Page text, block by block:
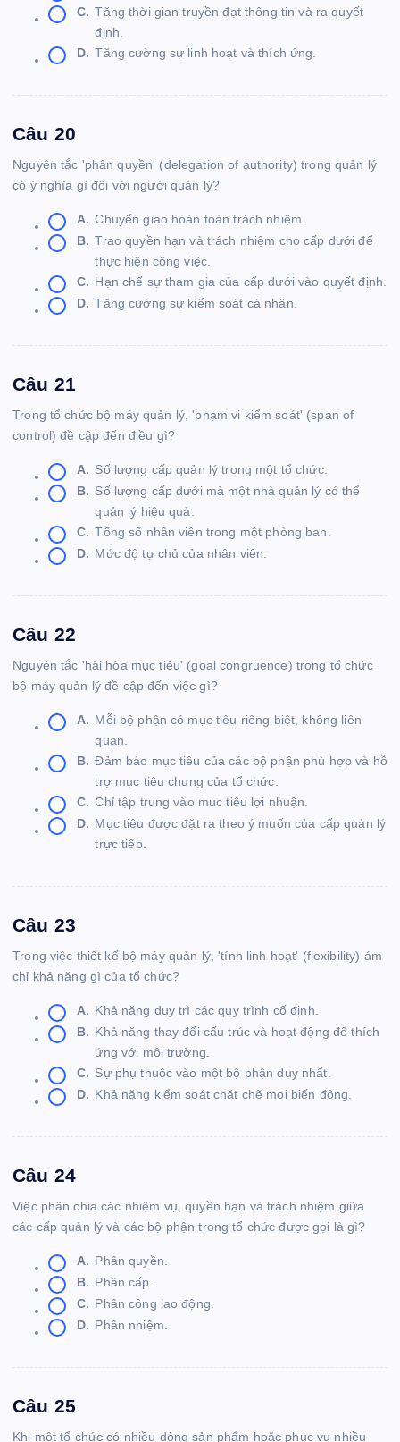
C. Tăng thời gian truyền đạt thông tin và ra quyết
định.
D. Tăng cường sự linh hoạt và thích ứng.
Câu 20
Nguyên tắc 'phân quyền' (delegation of authority) trong quản lý
có ý nghĩa gì đối với người quản lý?
A. Chuyển giao hoàn toàn trách nhiệm.
B. Trao quyền hạn và trách nhiệm cho cấp dưới để
thực hiện công việc.
C. Hạn chế sự tham gia của cấp dưới vào quyết định.
D. Tăng cường sự kiểm soát cá nhân.
Câu 21
Trong tổ chức bộ máy quản lý, 'phạm vi kiểm soát' (span of
control) đề cập đến điều gì?
A. Số lượng cấp quản lý trong một tổ chức.
B. Số lượng cấp dưới mà một nhà quản lý có thể
quản lý hiệu quả.
C. Tổng số nhân viên trong một phòng ban.
D. Mức độ tự chủ của nhân viên.
Câu 22
Nguyên tắc 'hài hòa mục tiêu' (goal congruence) trong tổ chức
bộ máy quản lý đề cập đến việc gì?
A. Mỗi bộ phận có mục tiêu riêng biệt, không liên
quan.
B. Đảm bảo mục tiêu của các bộ phận phù hợp và hỗ
trợ mục tiêu chung của tổ chức.
C. Chỉ tập trung vào mục tiêu lợi nhuận.
D. Mục tiêu được đặt ra theo ý muốn của cấp quản lý
trực tiếp.
Câu 23
Trong việc thiết kế bộ máy quản lý, 'tính linh hoạt' (flexibility) ám
chỉ khả năng gì của tổ chức?
A. Khả năng duy trì các quy trình cố định.
B. Khả năng thay đổi cấu trúc và hoạt động để thích
ứng với môi trường.
C. Sự phụ thuộc vào một bộ phận duy nhất.
D. Khả năng kiểm soát chặt chẽ mọi biến động.
Câu 24
Việc phân chia các nhiệm vụ, quyền hạn và trách nhiệm giữa
các cấp quản lý và các bộ phận trong tổ chức được gọi là gì?
A. Phân quyền.
B. Phân cấp.
C. Phân công lao động.
D. Phân nhiệm.
Câu 25
Khi một tổ chức có nhiều dòng sản phẩm hoặc phục vụ nhiều